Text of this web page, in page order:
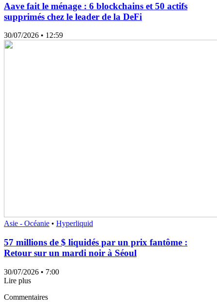
Aave fait le ménage : 6 blockchains et 50 actifs
supprimés chez le leader de la DeFi
30/07/2026 • 12:59
Asie - Océanie • Hyperliquid
57 millions de $ liquidés par un prix fantôme :
Retour sur un mardi noir à Séoul
30/07/2026 • 7:00
Lire plus
Commentaires